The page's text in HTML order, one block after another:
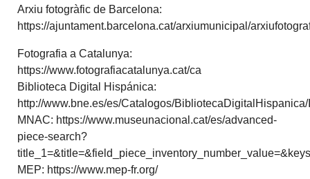
Arxiu fotogràfic de Barcelona:
https://ajuntament.barcelona.cat/arxiumunicipal/
Fotografia a Catalunya:
https://www.fotografiacatalunya.cat/ca
Biblioteca Digital Hispánica:
http://www.bne.es/es/Catalogos/
MNAC: https://www.museunacional.cat/es/advanced-
piece-search?
MEP: https://www.mep-fr.org/